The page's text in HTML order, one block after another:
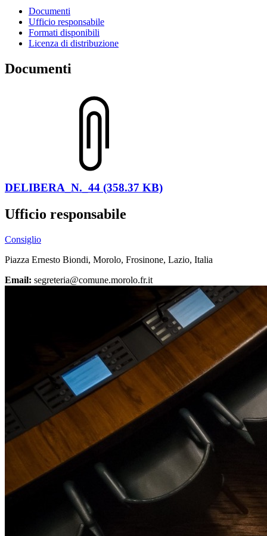
Documenti
Ufficio responsabile
Formati disponibili
Licenza di distribuzione
Documenti
DELIBERA_N._44 (358.37 KB)
Ufficio responsabile
Consiglio
Piazza Ernesto Biondi, Morolo, Frosinone, Lazio, Italia
Email: segreteria@comune.morolo.fr.it